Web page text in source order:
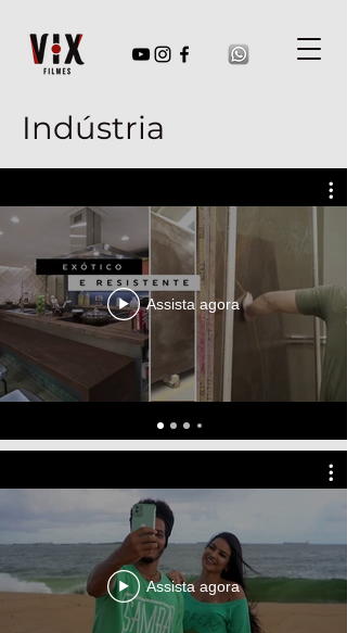
Indústria
Assista agora
Assista agora